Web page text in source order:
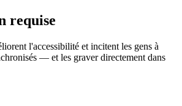
requise
l'accessibilité et incitent les gens à
— et les graver directement dans